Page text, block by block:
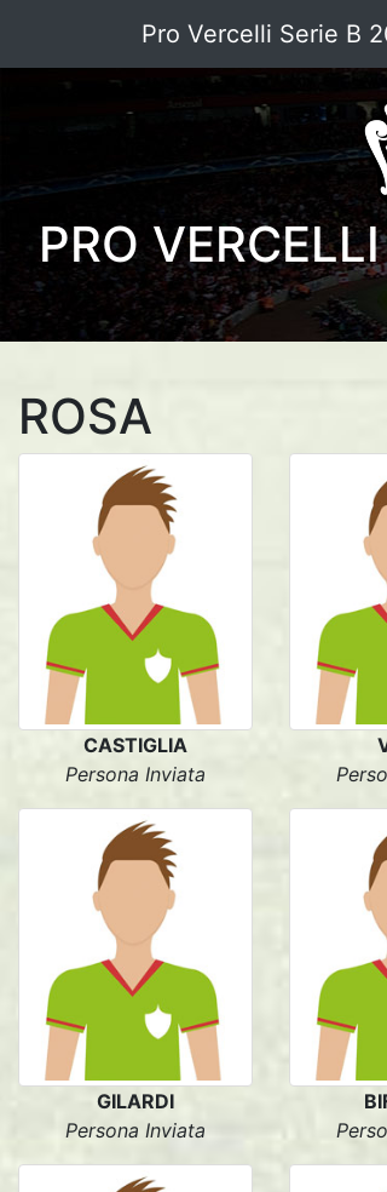
Pro Vercelli Serie B
PRO
ROSA
CASTIGLIA
Persona Inviata
GILARDI
Persona Inviata